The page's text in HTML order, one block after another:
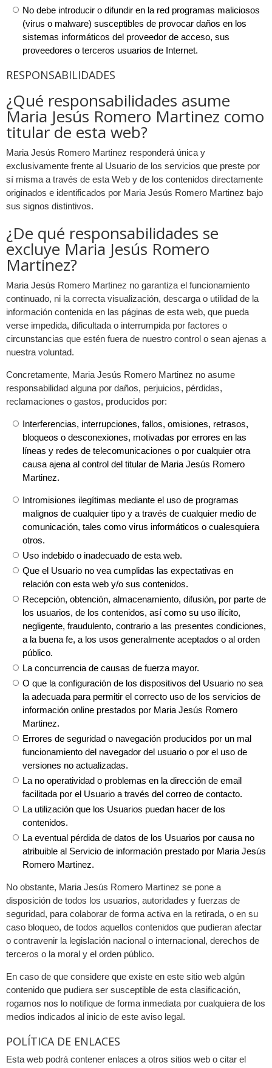
No debe introducir o difundir en la red programas maliciosos
(virus o malware) susceptibles de provocar daños en los
sistemas informáticos del proveedor de acceso, sus
proveedores o terceros usuarios de Internet.
RESPONSABILIDADES
¿Qué responsabilidades asume
Maria Jesús Romero Martinez como
titular de esta web?
Maria Jesús Romero Martinez responderá única y
exclusivamente frente al Usuario de los servicios que preste por
sí misma a través de esta Web y de los contenidos directamente
originados e identificados por Maria Jesús Romero Martinez bajo
sus signos distintivos.
¿De qué responsabilidades se
excluye Maria Jesús Romero
Martinez?
Maria Jesús Romero Martinez no garantiza el funcionamiento
continuado, ni la correcta visualización, descarga o utilidad de la
información contenida en las páginas de esta web, que pueda
verse impedida, dificultada o interrumpida por factores o
circunstancias que estén fuera de nuestro control o sean ajenas a
nuestra voluntad.
Concretamente, Maria Jesús Romero Martinez no asume
responsabilidad alguna por daños, perjuicios, pérdidas,
reclamaciones o gastos, producidos por:
Interferencias, interrupciones, fallos, omisiones, retrasos,
bloqueos o desconexiones, motivadas por errores en las
líneas y redes de telecomunicaciones o por cualquier otra
causa ajena al control del titular de Maria Jesús Romero
Martinez.
Intromisiones ilegítimas mediante el uso de programas
malignos de cualquier tipo y a través de cualquier medio de
comunicación, tales como virus informáticos o cualesquiera
otros.
Uso indebido o inadecuado de esta web.
Que el Usuario no vea cumplidas las expectativas en
relación con esta web y/o sus contenidos.
Recepción, obtención, almacenamiento, difusión, por parte de
los usuarios, de los contenidos, así como su uso ilícito,
negligente, fraudulento, contrario a las presentes condiciones,
a la buena fe, a los usos generalmente aceptados o al orden
público.
La concurrencia de causas de fuerza mayor.
O que la configuración de los dispositivos del Usuario no sea
la adecuada para permitir el correcto uso de los servicios de
información online prestados por Maria Jesús Romero
Martinez.
Errores de seguridad o navegación producidos por un mal
funcionamiento del navegador del usuario o por el uso de
versiones no actualizadas.
La no operatividad o problemas en la dirección de email
facilitada por el Usuario a través del correo de contacto.
La utilización que los Usuarios puedan hacer de los
contenidos.
La eventual pérdida de datos de los Usuarios por causa no
atribuible al Servicio de información prestado por Maria Jesús
Romero Martinez.
No obstante, Maria Jesús Romero Martinez se pone a
disposición de todos los usuarios, autoridades y fuerzas de
seguridad, para colaborar de forma activa en la retirada, o en su
caso bloqueo, de todos aquellos contenidos que pudieran afectar
o contravenir la legislación nacional o internacional, derechos de
terceros o la moral y el orden público.
En caso de que considere que existe en este sitio web algún
contenido que pudiera ser susceptible de esta clasificación,
rogamos nos lo notifique de forma inmediata por cualquiera de los
medios indicados al inicio de este aviso legal.
POLÍTICA DE ENLACES
Esta web podrá contener enlaces a otros sitios web o citar el